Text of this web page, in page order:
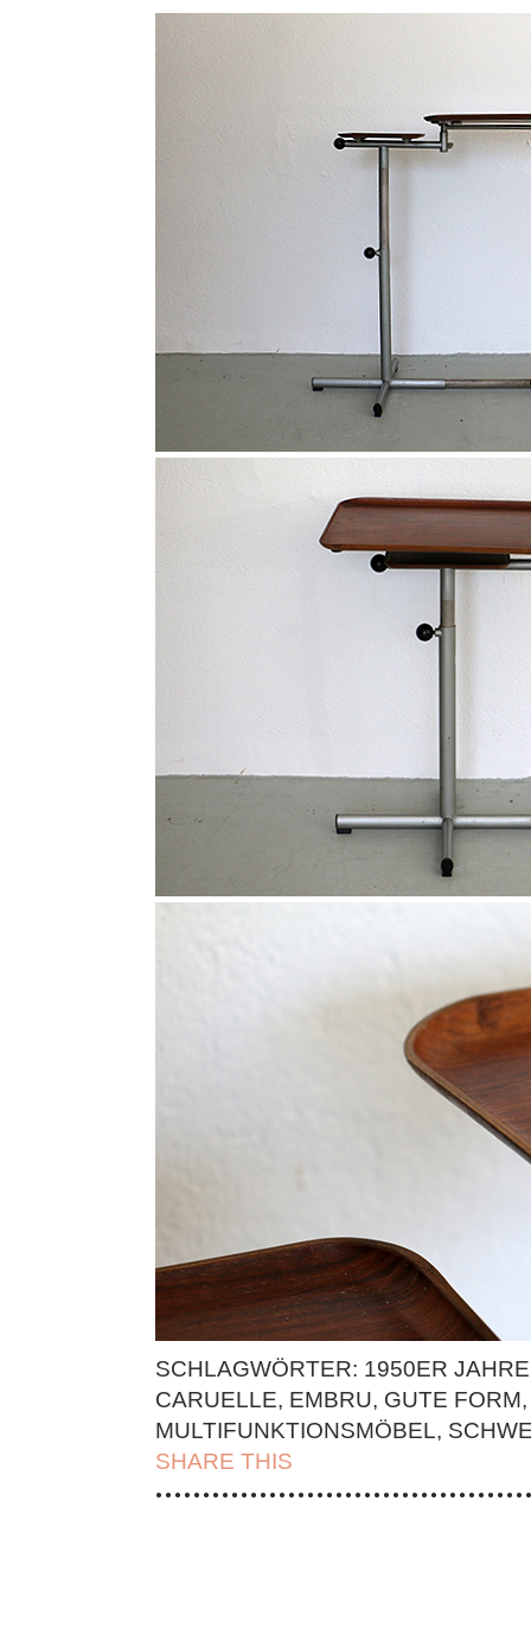
SCHLAGWÖRTER: 1950ER JAHRE
CARUELLE, EMBRU, GUTE FORM,
MULTIFUNKTIONSMÖBEL,
SHARE THIS